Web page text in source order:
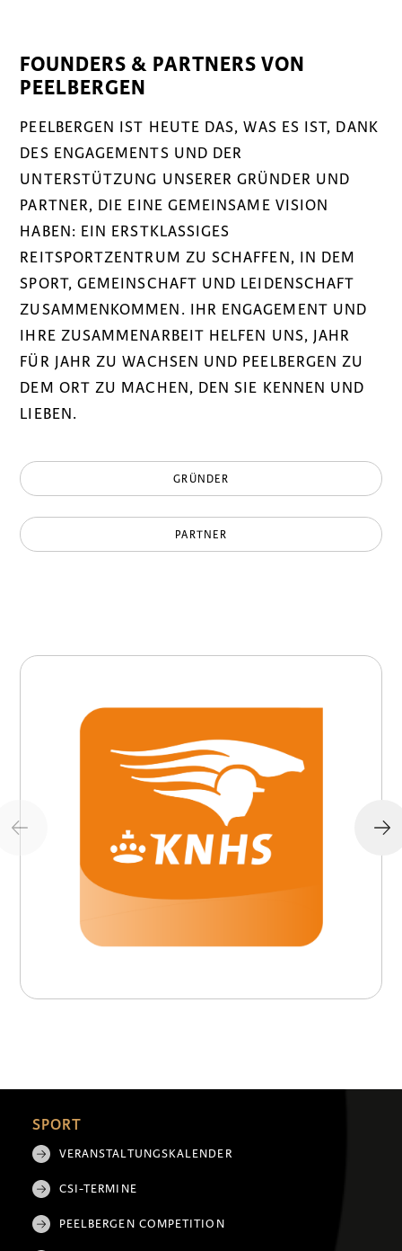
FOUNDERS & PARTNERS VON
PEELBERGEN
PEELBERGEN IST HEUTE DAS, WAS ES IST, DANK
DES ENGAGEMENTS UND DER
UNTERSTÜTZUNG UNSERER GRÜNDER UND
PARTNER, DIE EINE GEMEINSAME VISION
HABEN: EIN ERSTKLASSIGES
REITSPORTZENTRUM ZU SCHAFFEN, IN DEM
SPORT, GEMEINSCHAFT UND LEIDENSCHAFT
ZUSAMMENKOMMEN. IHR ENGAGEMENT UND
IHRE ZUSAMMENARBEIT HELFEN UNS, JAHR
FÜR JAHR ZU WACHSEN UND PEELBERGEN ZU
DEM ORT ZU MACHEN, DEN SIE KENNEN UND
LIEBEN.
GRÜNDER
PARTNER
SPORT
VERANSTALTUNGSKALENDER
CSI-TERMINE
PEELBERGEN COMPETITION